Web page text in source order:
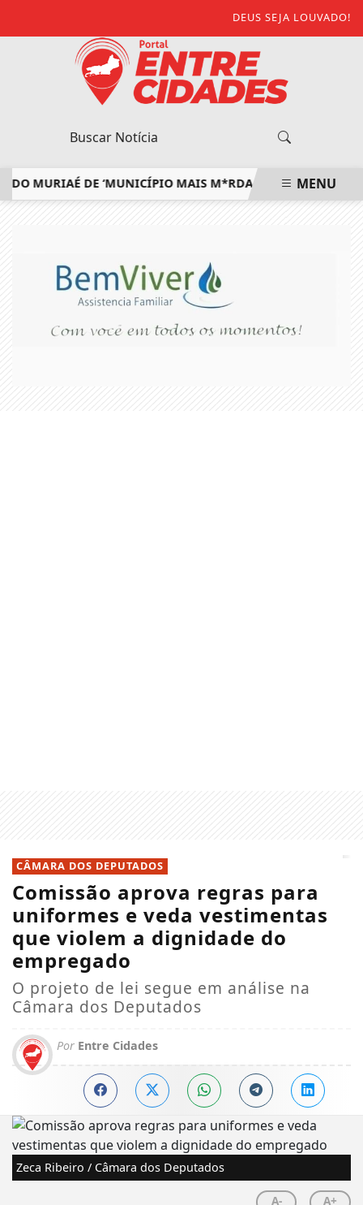
DEUS SEJA LOUVADO!
DE ‘MUNICÍPIO MAIS M*RDA DO ESTADO’ EMENU
CÂMARA DOS DEPUTADOS
Comissão aprova regras para
uniformes e veda vestimentas
que violem a dignidade do
empregado
O projeto de lei segue em análise na
Câmara dos Deputados
Por Entre Cidades
Zeca Ribeiro / Câmara dos Deputados
A- A+